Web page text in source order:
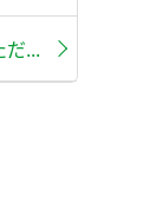
だ...